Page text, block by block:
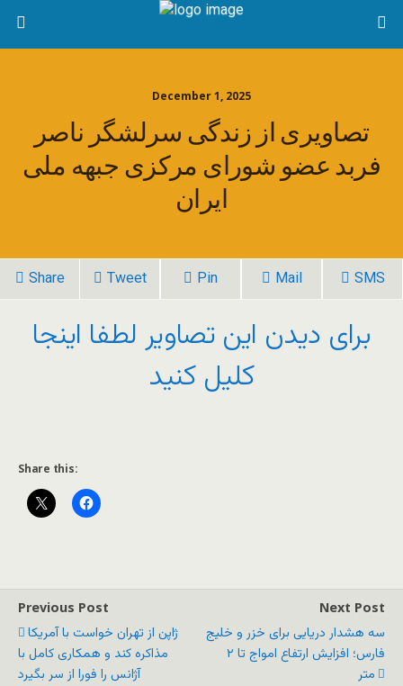
December 1, 2025
تصاویری از زندگی سرلشگر ناصر
فربد عضو شورای مرکزی جبهه ملی
ایران
Share Tweet Pin Mail SMS
برای دیدن این تصاویر لطفا اینجا
کلیل کنید
Share this:
Previous Post
ژاپن از تهران خواست با آمریکا
مذاکره کند و همکاری کامل با
آژانس را فورا از سر بگیرد
Next Post
سه هشدار دریایی برای خزر و خلیج
فارس؛ افزایش ارتفاع امواج تا ۲
متر